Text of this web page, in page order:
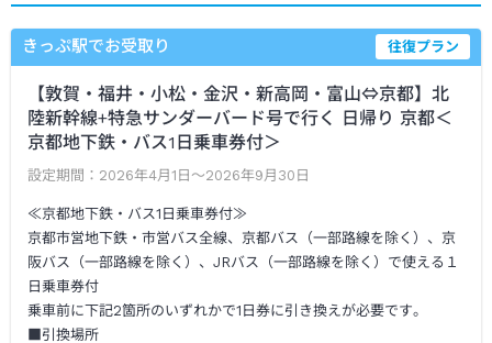
きっぷ駅でお受取り 往復プラン
【敦賀・福井・小松・金沢・新高岡・富山⇔京都】北
陸新幹線+特急サンダーバード号で行く 日帰り 京都＜
京都地下鉄・バス1日乗車券付＞
設定期間： 2026年4月1日～2026年9月30日
≪京都地下鉄・バス1日乗車券付≫
京都市営地下鉄・市営バス全線、京都バス（一部路線を除く）、京
阪バス（一部路線を除く）、JRバス（一部路線を除く）で使える１
日乗車券付
乗車前に下記2箇所のいずれかで1日券に引き換えが必要です。
■引換場所